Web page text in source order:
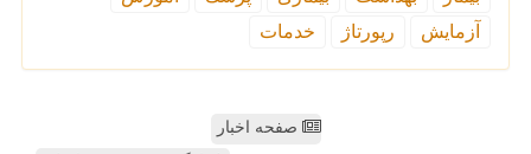
آزمایش
رپورتاژ خدمات
صفحه اخبار